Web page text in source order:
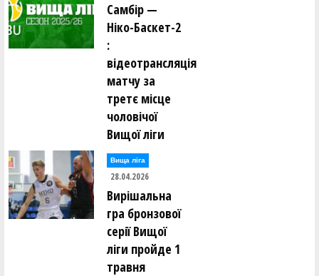
Самбір —
Ніко-Баскет-2
:
відеотрансляція
матчу за
третє місце
чоловічої
Вищої ліги
Вища лiга
28.04.2026
Вирішальна
гра бронзової
серії Вищої
ліги пройде 1
травня